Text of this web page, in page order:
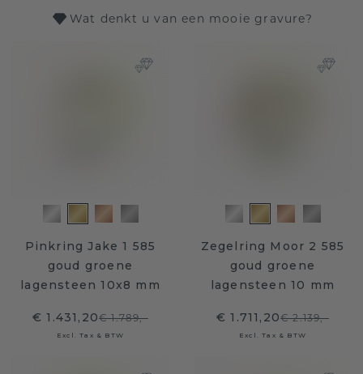
Wat denkt u van een mooie gravure?
Pinkring Jake 1 585
goud groene
lagensteen 10x8 mm
€ 1.431,20€ 1.789,-
Excl. Tax & BTW
Zegelring Moor 2 585
goud groene
lagensteen 10 mm
€ 1.711,20€ 2.139,-
Excl. Tax & BTW